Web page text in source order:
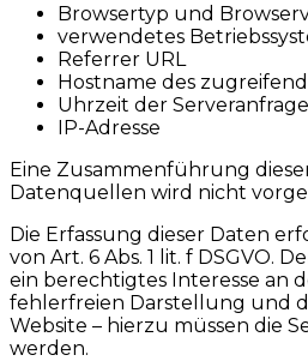
Browsertyp und
verwendetes
Referrer URL
Hostname des
Uhrzeit der Serveranfrage
IP-Adresse
Eine Zusammenführung
Datenquellen wird nicht
Die Erfassung dieser Daten
von Art. 6 Abs. 1 lit. f DSGVO.
ein berechtigtes Interesse an
fehlerfreien Darstellung und
Website – hierzu müssen die
werden.